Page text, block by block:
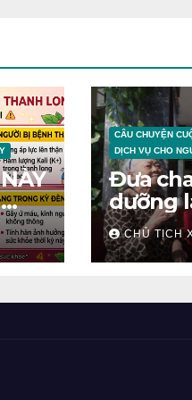
CÂU CHUYỆN
DỊCH VỤ CHO
Đưa
dưỡng
chiến
CHỦ TỊCH